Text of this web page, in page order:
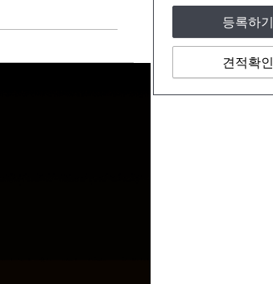
등록하기
견적확인